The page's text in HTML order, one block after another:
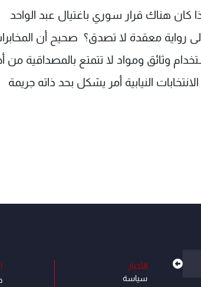
كان هناك قرار سوري باغتيال عبد الواحد
رواية معقدة لا تصدق؟ صحيح أن
وثائق ومواد لا تتمتع بالمصداقية من
النيابية أمر يشكل بحد ذاته جريمة
الأخبار
سياسة